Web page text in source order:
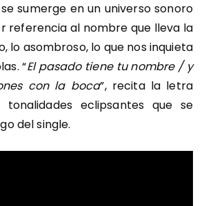
sumerge en un universo sonoro
referencia al nombre que lleva la
lo asombroso, lo que nos inquieta
“El pasado tiene tu nombre / y
con la boca”, recita la letra
eclipsantes que se
del single.